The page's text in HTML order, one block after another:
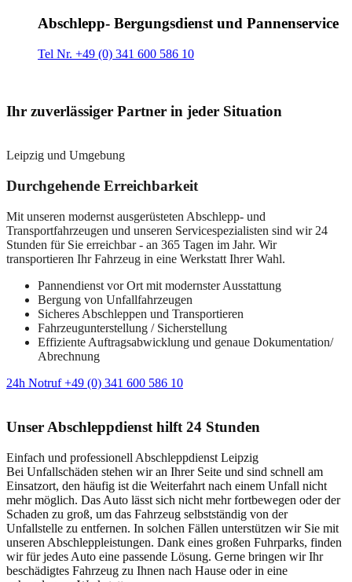
Abschlepp- Bergungsdienst und Pannenservice
Tel Nr. +49 (0) 341 600 586 10
Ihr zuverlässiger Partner in jeder Situation
Leipzig und Umgebung
Durchgehende Erreichbarkeit
Mit unseren modernst ausgerüsteten Abschlepp- und
Transportfahrzeugen und unseren Servicespezialisten sind wir 24
Stunden für Sie erreichbar - an 365 Tagen im Jahr. Wir
transportieren Ihr Fahrzeug in eine Werkstatt Ihrer Wahl.
Pannendienst vor Ort mit modernster Ausstattung
Bergung von Unfallfahrzeugen
Sicheres Abschleppen und Transportieren
Fahrzeugunterstellung / Sicherstellung
Effiziente Auftragsabwicklung und genaue Dokumentation/
Abrechnung
24h Notruf +49 (0) 341 600 586 10
Unser Abschleppdienst hilft 24 Stunden
Einfach und professionell Abschleppdienst Leipzig
Bei Unfallschäden stehen wir an Ihrer Seite und sind schnell am
Einsatzort, den häufig ist die Weiterfahrt nach einem Unfall nicht
mehr möglich. Das Auto lässt sich nicht mehr fortbewegen oder der
Schaden zu groß, um das Fahrzeug selbstständig von der
Unfallstelle zu entfernen. In solchen Fällen unterstützen wir Sie mit
unseren Abschleppleistungen. Dank eines großen Fuhrparks, finden
wir für jedes Auto eine passende Lösung. Gerne bringen wir Ihr
beschädigtes Fahrzeug zu Ihnen nach Hause oder in eine